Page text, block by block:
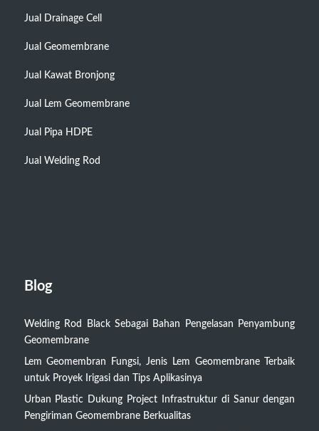
Jual Drainage Cell
Jual Geomembrane
Jual Kawat Bronjong
Jual Lem Geomembrane
Jual Pipa HDPE
Jual Welding Rod
Blog
Welding Rod Black Sebagai Bahan Pengelasan Penyambung
Geomembrane
Lem Geomembran Fungsi, Jenis Lem Geomembrane Terbaik
untuk Proyek Irigasi dan Tips Aplikasinya
Urban Plastic Dukung Project Infrastruktur di Sanur dengan
Pengiriman Geomembrane Berkualitas